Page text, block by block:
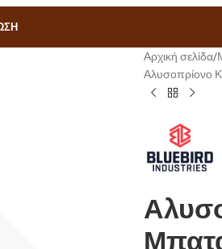
Αρχική σελίδα
Αλυσοπρίονο